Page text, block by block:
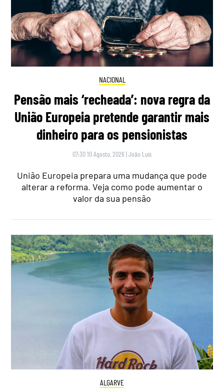
NACIONAL
Pensão mais ‘recheada’: nova regra da
União Europeia pretende garantir mais
dinheiro para os pensionistas
07:30 10 Agosto, 2026 |João Luís
União Europeia prepara uma mudança que pode
alterar a reforma. Veja como pode aumentar o
valor da sua pensão
ALGARVE